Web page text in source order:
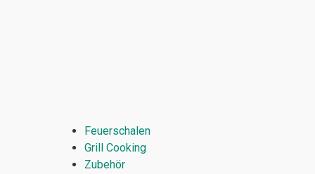
Feuerschalen
Grill Cooking
Zubehör